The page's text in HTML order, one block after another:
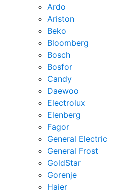
Ardo
Ariston
Beko
Bloomberg
Bosch
Bosfor
Candy
Daewoo
Electrolux
Elenberg
Fagor
General Electric
General Frost
GoldStar
Gorenje
Haier